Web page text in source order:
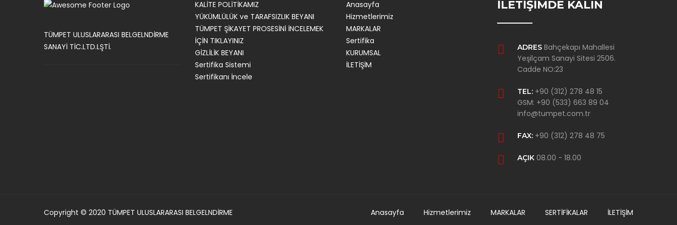
TÜMPET ULUSLARARASI BELGELNDİRME
SANAYİ TİC.LTD.LŞTİ.
KALİTE POLİTİKAMIZ
YÜKÜMLÜLÜK ve TARAFSIZLIK BEYANI
TÜMPET ŞİKAYET PROSESİNİ İNCELEMEK
İÇİN TIKLAYINIZ
GİZLİLİK BEYANI
Sertifika Sistemi
Sertifikanı İncele
Anasayfa
Hizmetlerimiz
MARKALAR
Sertifika
KURUMSAL
İLETİŞİM
İLETİŞİMDE KALIN
ADRES Bahçekapı Mahallesi
Yeşilçam Sanayi Sitesi 2506.
Cadde NO:23
TEL: +90 (312) 278 48 15
GSM: +90 (533) 663 89 04
info@tumpet.com.tr
FAX: +90 (312) 278 48 75
AÇIK 08.00 - 18.00
Copyright © 2020 TÜMPET ULUSLARARASI BELGELNDİRME Anasayfa Hizmetlerimiz MARKALAR SERTİFİKALAR İLETİŞİM